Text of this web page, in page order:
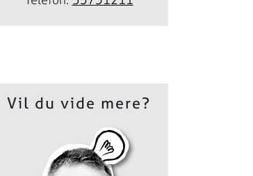
Vil du vide mere?